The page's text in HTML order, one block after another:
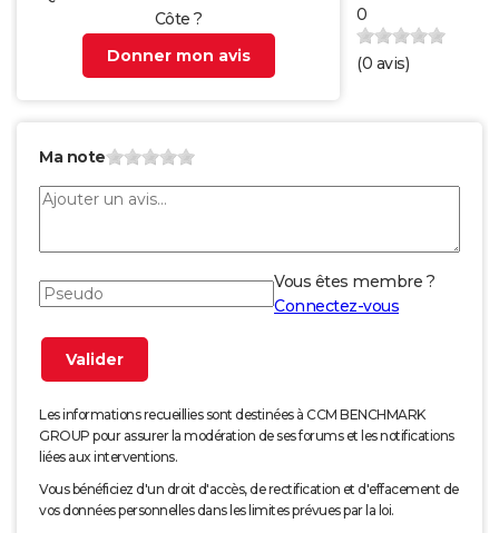
Côte ?
Donner mon avis
0
(0 avis)
Ma note
Vous êtes membre ?
Connectez-vous
Les informations recueillies sont destinées à CCM BENCHMARK
GROUP pour assurer la modération de ses forums et les notifications
liées aux interventions.
Vous bénéficiez d'un droit d'accès, de rectification et d'effacement de
vos données personnelles dans les limites prévues par la loi.